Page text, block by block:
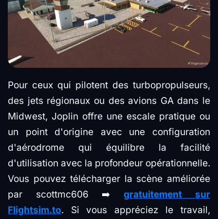
Pour ceux qui pilotent des turbopropulseurs,
des jets régionaux ou des avions GA dans le
Midwest, Joplin offre une escale pratique ou
un point d'origine avec une configuration
d'aérodrome qui équilibre la facilité
d'utilisation avec la profondeur opérationnelle.
Vous pouvez télécharger la scène améliorée
par scottmc606 ➡️ gratuitement sur
Flightsim.to. Si vous appréciez le travail,